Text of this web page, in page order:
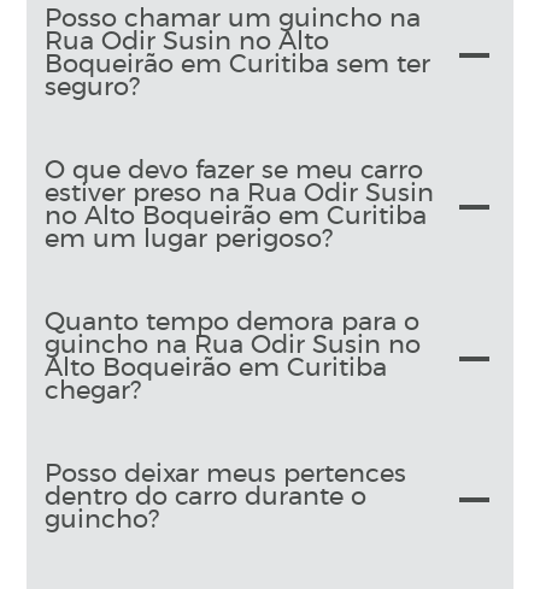
Posso chamar um guincho na
Rua Odir Susin no Alto
Boqueirão em Curitiba sem ter
seguro?
O que devo fazer se meu carro
estiver preso na Rua Odir Susin
no Alto Boqueirão em Curitiba
em um lugar perigoso?
Quanto tempo demora para o
guincho na Rua Odir Susin no
Alto Boqueirão em Curitiba
chegar?
Posso deixar meus pertences
dentro do carro durante o
guincho?